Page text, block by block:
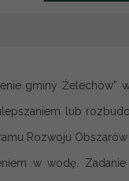
gminy Żelechów”
lub
Rozwoju Obszarów
w wodę.